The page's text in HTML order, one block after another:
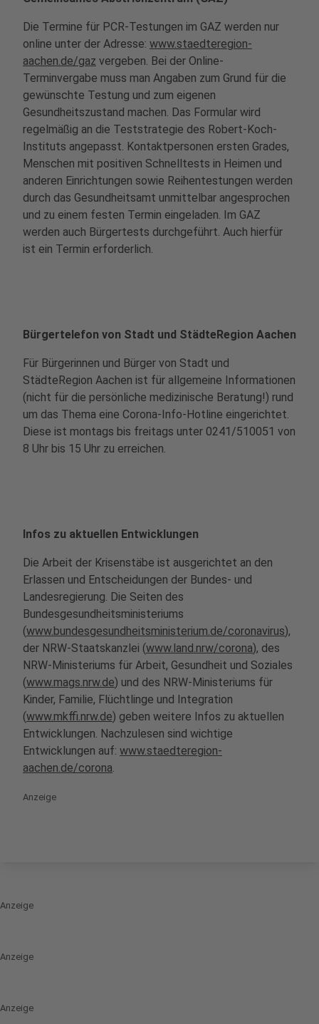
Anzeige
Anzeige
Die Termine für PCR-Testungen im GAZ werden nur
online unter der Adresse: www.staedteregion-
aachen.de/gaz vergeben. Bei der Online-
Terminvergabe muss man Angaben zum Grund für die
gewünschte Testung und zum eigenen
Gesundheitszustand machen. Das Formular wird
regelmäßig an die Teststrategie des Robert-Koch-
Instituts angepasst. Kontaktpersonen ersten Grades,
Menschen mit positiven Schnelltests in Heimen und
anderen Einrichtungen sowie Reihentestungen werden
durch das Gesundheitsamt unmittelbar angesprochen
und zu einem festen Termin eingeladen. Im GAZ
werden auch Bürgertests durchgeführt. Auch hierfür
ist ein Termin erforderlich.
Bürgertelefon von Stadt und StädteRegion Aachen
Für Bürgerinnen und Bürger von Stadt und
StädteRegion Aachen ist für allgemeine Informationen
(nicht für die persönliche medizinische Beratung!) rund
um das Thema eine Corona-Info-Hotline eingerichtet.
Diese ist montags bis freitags unter 0241/510051 von
8 Uhr bis 15 Uhr zu erreichen.
Infos zu aktuellen Entwicklungen
Die Arbeit der Krisenstäbe ist ausgerichtet an den
Erlassen und Entscheidungen der Bundes- und
Landesregierung. Die Seiten des
Bundesgesundheitsministeriums
(www.bundesgesundheitsministerium.de/coronavirus),
der NRW-Staatskanzlei (www.land.nrw/corona), des
NRW-Ministeriums für Arbeit, Gesundheit und Soziales
(www.mags.nrw.de) und des NRW-Ministeriums für
Kinder, Familie, Flüchtlinge und Integration
(www.mkffi.nrw.de) geben weitere Infos zu aktuellen
Entwicklungen. Nachzulesen sind wichtige
Entwicklungen auf: www.staedteregion-
aachen.de/corona.
Anzeige
Anzeige